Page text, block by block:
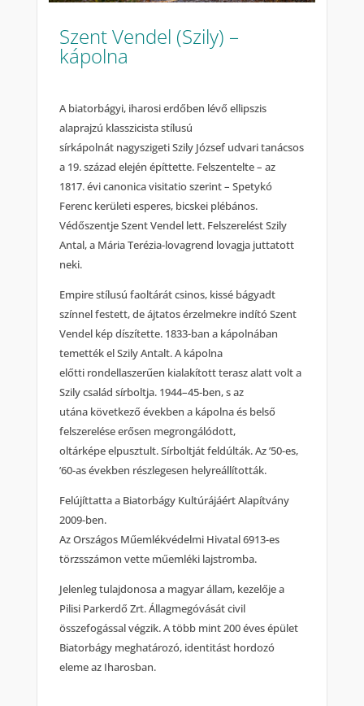
Szent Vendel (Szily) –
kápolna
A biatorbágyi, iharosi erdőben lévő ellipszis
alaprajzú klasszicista stílusú
sírkápolnát nagyszigeti Szily József udvari tanácsos
a 19. század elején építtette. Felszentelte – az
1817. évi canonica visitatio szerint – Spetykó
Ferenc kerületi esperes, bicskei plébános.
Védőszentje Szent Vendel lett. Felszerelést Szily
Antal, a Mária Terézia-lovagrend lovagja juttatott
neki.
Empire stílusú faoltárát csinos, kissé bágyadt
színnel festett, de ájtatos érzelmekre indító Szent
Vendel kép díszítette. 1833-ban a kápolnában
temették el Szily Antalt. A kápolna
előtti rondellaszerűen kialakított terasz alatt volt a
Szily család sírboltja. 1944–45-ben, s az
utána következő években a kápolna és belső
felszerelése erősen megrongálódott,
oltárképe elpusztult. Sírboltját feldúlták. Az ’50-es,
’60-as években részlegesen helyreállították.
Felújíttatta a Biatorbágy Kultúrájáért Alapítvány
2009-ben.
Az Országos Műemlékvédelmi Hivatal 6913-es
törzsszámon vette műemléki lajstromba.
Jelenleg tulajdonosa a magyar állam, kezelője a
Pilisi Parkerdő Zrt. Állagmegóvását civil
összefogással végzik. A több mint 200 éves épület
Biatorbágy meghatározó, identitást hordozó
eleme az Iharosban.